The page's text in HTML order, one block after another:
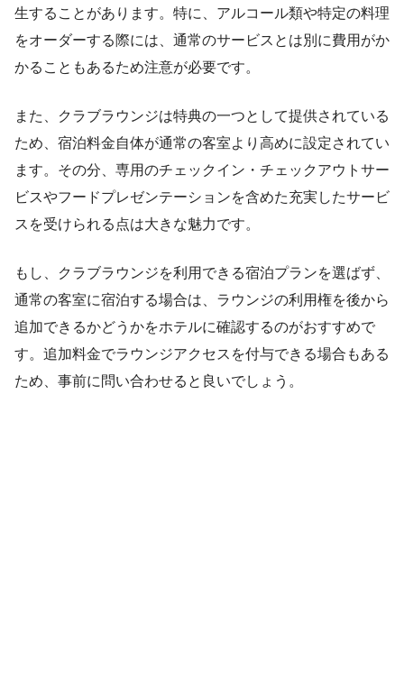
生することがあります。特に、アルコール類や特定の料理
をオーダーする際には、通常のサービスとは別に費用がか
かることもあるため注意が必要です。
また、クラブラウンジは特典の一つとして提供されている
ため、宿泊料金自体が通常の客室より高めに設定されてい
ます。その分、専用のチェックイン・チェックアウトサー
ビスやフードプレゼンテーションを含めた充実したサービ
スを受けられる点は大きな魅力です。
もし、クラブラウンジを利用できる宿泊プランを選ばず、
通常の客室に宿泊する場合は、ラウンジの利用権を後から
追加できるかどうかをホテルに確認するのがおすすめで
す。追加料金でラウンジアクセスを付与できる場合もある
ため、事前に問い合わせると良いでしょう。